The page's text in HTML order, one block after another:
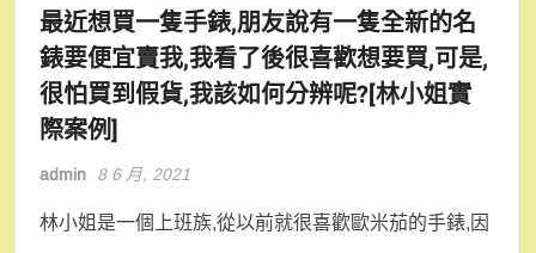
最近想買一隻手錶,朋友說有一隻全新的名
錶要便宜賣我,我看了後很喜歡想要買,可是,
很怕買到假貨,我該如何分辨呢?[林小姐實
際案例]
admin 8 6 月, 2021
林小姐是一個上班族,從以前就很喜歡歐米茄的手錶,因